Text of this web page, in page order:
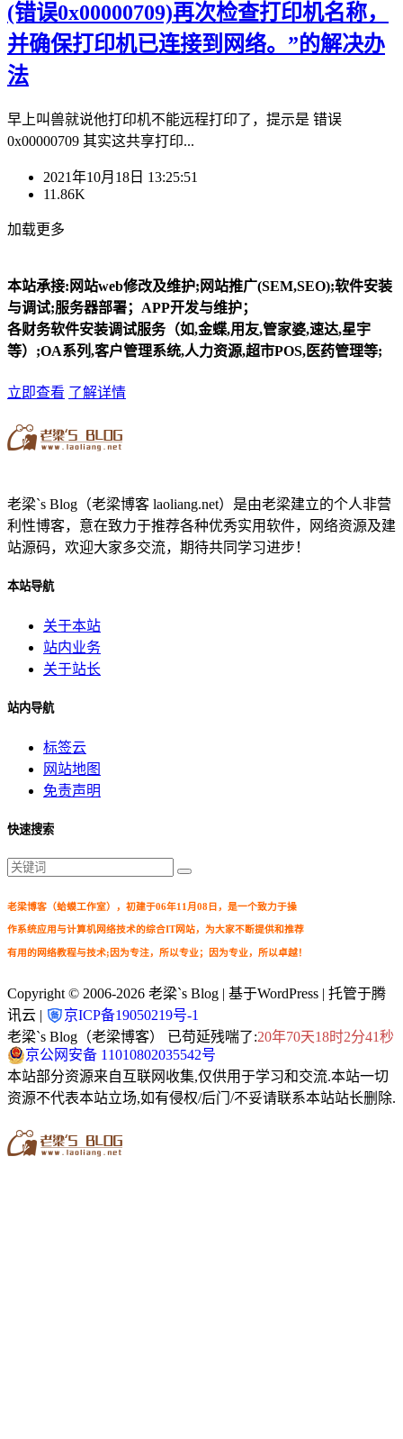
(错误0x00000709)再次检查打印机名称，
并确保打印机已连接到网络。”的解决办
法
早上叫兽就说他打印机不能远程打印了，提示是 错误
0x00000709 其实这共享打印...
2021年10月18日 13:25:51
11.86K
加载更多
本站承接:网站web修改及维护;网站推广(SEM,SEO);软件安装
与调试;服务器部署；APP开发与维护；
各财务软件安装调试服务（如,金蝶,用友,管家婆,速达,星宇
等）;OA系列,客户管理系统,人力资源,超市POS,医药管理等;
立即查看 了解详情
老梁`s Blog（老梁博客 laoliang.net）是由老梁建立的个人非营
利性博客，意在致力于推荐各种优秀实用软件，网络资源及建
站源码，欢迎大家多交流，期待共同学习进步！
本站导航
关于本站
站内业务
关于站长
站内导航
标签云
网站地图
免责声明
快速搜索
老梁博客（蛤蟆工作室），初建于06年11月08日，是一个致力于操
作系统应用与计算机网络技术的综合IT网站，为大家不断提供和推荐
有用的网络教程与技术;因为专注，所以专业；因为专业，所以卓越！
Copyright © 2006-2026 老梁`s Blog | 基于WordPress | 托管于腾
讯云 |
京ICP备19050219号-1
老梁`s Blog（老梁博客） 已苟延残喘了:20年70天18时2分41秒
京公网安备 11010802035542号
本站部分资源来自互联网收集,仅供用于学习和交流.本站一切
资源不代表本站立场,如有侵权/后门/不妥请联系本站站长删除.